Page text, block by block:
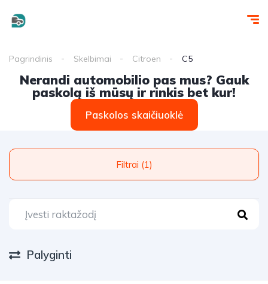
Pagrindinis Skelbimai Citroen C5
Nerandi automobilio pas mus? Gauk
paskolą iš mūsų ir rinkis bet kur!
Paskolos skaičiuoklė
Filtrai (1)
Palyginti